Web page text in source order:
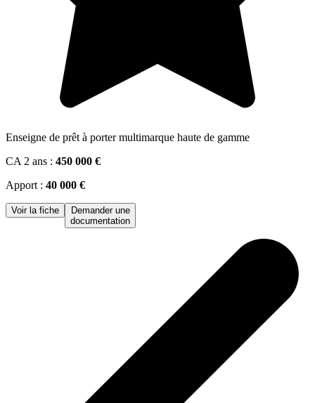
Enseigne de prêt à porter multimarque haute de gamme
CA 2 ans : 450 000 €
Apport : 40 000 €
Voir la fiche
Demander une
documentation